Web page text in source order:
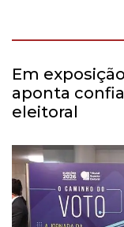
Em
aponta
eleitoral